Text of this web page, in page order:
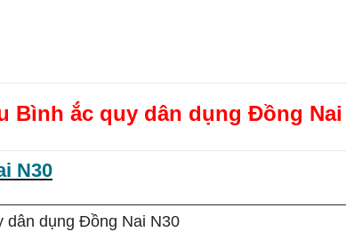
Bình ắc quy dân dụng Đồng Nai
N30
dân dụng Đồng Nai N30